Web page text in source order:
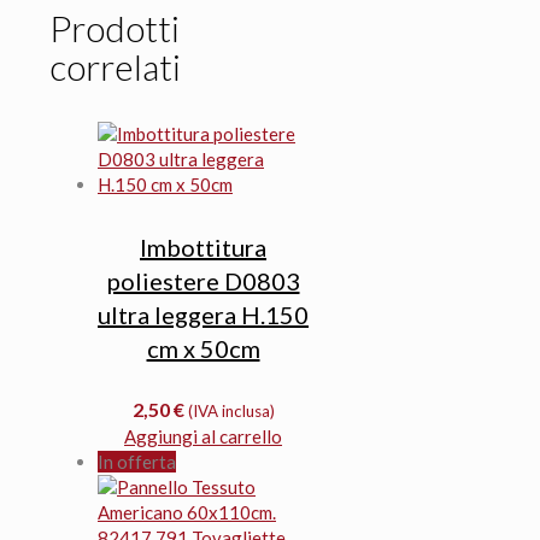
Prodotti
correlati
Imbottitura
poliestere D0803
ultra leggera H.150
cm x 50cm
2,50€ (IVA inclusa)
Aggiungi al carrello
In offerta